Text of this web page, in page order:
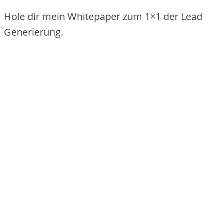
Hole dir mein Whitepaper zum 1×1 der Lead
Generierung.